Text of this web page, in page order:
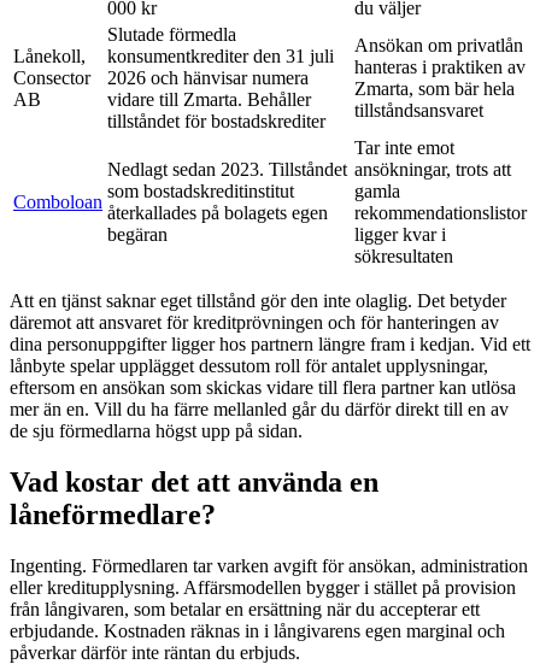
000 kr du väljer
Lånekoll,
Consector
AB
Slutade förmedla
konsumentkrediter den 31 juli
2026 och hänvisar numera
vidare till Zmarta. Behåller
tillståndet för bostadskrediter
Ansökan om privatlån
hanteras i praktiken av
Zmarta, som bär hela
tillståndsansvaret
Comboloan
Nedlagt sedan 2023. Tillståndet
som bostadskreditinstitut
återkallades på bolagets egen
begäran
Tar inte emot
ansökningar, trots att
gamla
rekommendationslistor
ligger kvar i
sökresultaten
Att en tjänst saknar eget tillstånd gör den inte olaglig. Det betyder
däremot att ansvaret för kreditprövningen och för hanteringen av
dina personuppgifter ligger hos partnern längre fram i kedjan. Vid ett
lånbyte spelar upplägget dessutom roll för antalet upplysningar,
eftersom en ansökan som skickas vidare till flera partner kan utlösa
mer än en. Vill du ha färre mellanled går du därför direkt till en av
de sju förmedlarna högst upp på sidan.
Vad kostar det att använda en
låneförmedlare?
Ingenting. Förmedlaren tar varken avgift för ansökan, administration
eller kreditupplysning. Affärsmodellen bygger i stället på provision
från långivaren, som betalar en ersättning när du accepterar ett
erbjudande. Kostnaden räknas in i långivarens egen marginal och
påverkar därför inte räntan du erbjuds.